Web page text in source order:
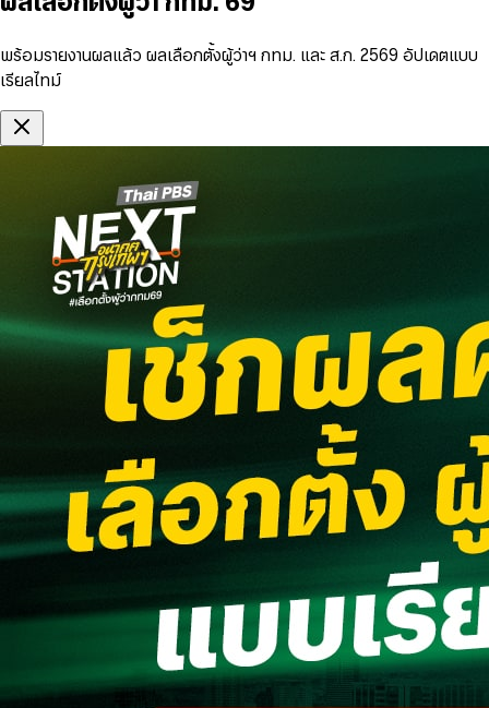
พร้อมรายงานผลแล้ว ผลเลือกตั้งผู้ว่าฯ กทม. และ ส.ก. 2569 อัปเดตแบบ
เรียลไทม์